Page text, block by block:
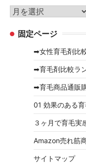
リ
ー
ア
カ 固定ページ
➡女性育毛剤比
➡育毛剤比較ラ
➡育毛商品通販
01 効果のある
３ヶ月で育毛実
Amazon売れ筋
サイトマップ